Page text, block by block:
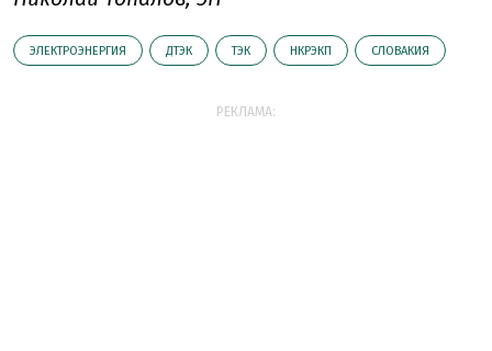
ЭЛЕКТРОЭНЕРГИЯ ДТЭК ТЭК НКРЭКП СЛОВАКИЯ
РЕКЛАМА: